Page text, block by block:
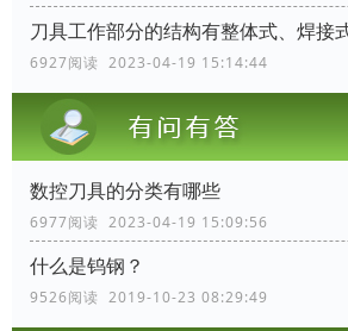
6927阅读 2023-04-19 15:14:44
数控刀具的分类有哪些
6977阅读 2023-04-19 15:09:56
什么是钨钢？
9526阅读 2019-10-23 08:29:49